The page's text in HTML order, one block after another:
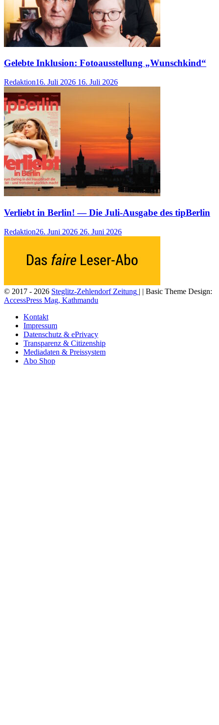
Gelebte Inklusion: Fotoausstellung „Wunschkind“
Redaktion16. Juli 2026 16. Juli 2026
Verliebt in Berlin! — Die Juli-Ausgabe des tipBerlin
Redaktion26. Juni 2026 26. Juni 2026
© 2017 - 2026 Steglitz-Zehlendorf Zeitung | | Basic Theme Design:
AccessPress Mag, Kathmandu
Kontakt
Impressum
Datenschutz & ePrivacy
Transparenz & Citizenship
Mediadaten & Preissystem
Abo Shop